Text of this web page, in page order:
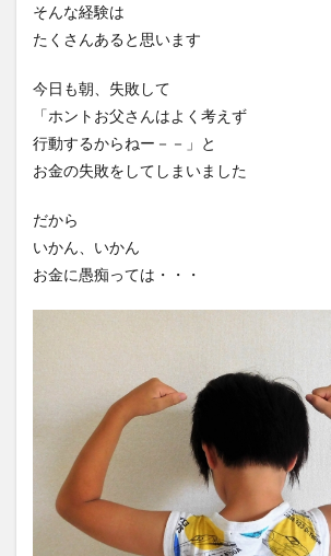
そんな経験は
たくさんあると思います
今日も朝、失敗して
「ホントお父さんはよく考えず
行動するからねー－－」と
お金の失敗をしてしまいました
だから
いかん、いかん
お金に愚痴っては・・・